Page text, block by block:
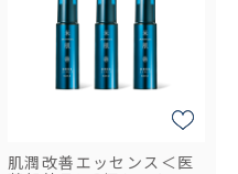
肌潤改善エッセンス＜医